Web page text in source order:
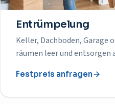
Entrümpelung
Keller, Dachboden, Garage
räumen leer und entsorgen
Festpreis anfragen